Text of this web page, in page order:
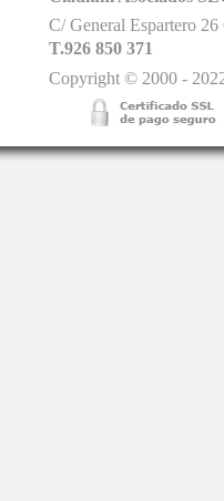
C/ General Espartero
T.926 850 371
Copyright © 2000 -